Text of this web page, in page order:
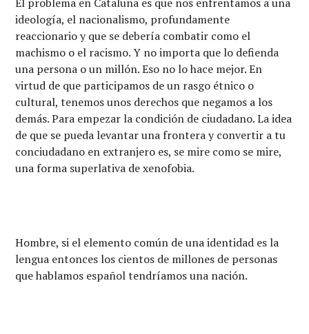
ideología, el nacionalismo, profundamente
reaccionario y que se debería combatir como el
machismo o el racismo. Y no importa que lo defienda
una persona o un millón. Eso no lo hace mejor. En
virtud de que participamos de un rasgo étnico o
cultural, tenemos unos derechos que negamos a los
demás. Para empezar la condición de ciudadano. La idea
de que se pueda levantar una frontera y convertir a tu
conciudadano en extranjero es, se mire como se mire,
una forma superlativa de xenofobia.
Hombre, si el elemento común de una identidad es la
lengua entonces los cientos de millones de personas
que hablamos español tendríamos una nación.